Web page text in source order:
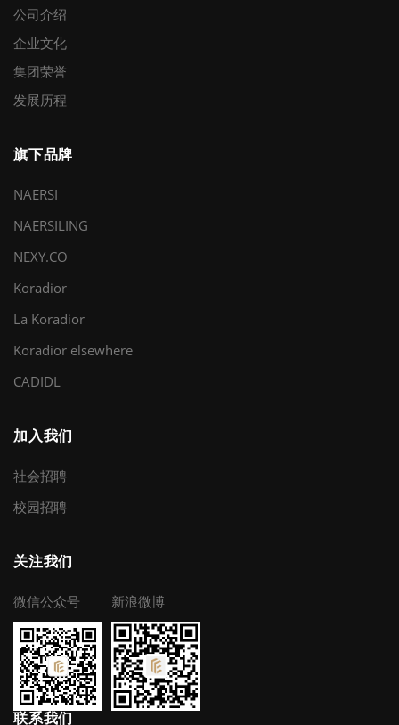
公司介绍
企业文化
集团荣誉
发展历程
旗下品牌
NAERSI
NAERSILING
NEXY.CO
Koradior
La Koradior
Koradior elsewhere
CADIDL
加入我们
社会招聘
校园招聘
关注我们
微信公众号 新浪微博
联系我们